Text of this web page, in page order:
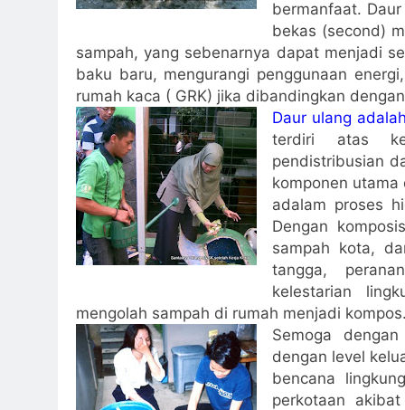
bermanfaat.
bekas (second)
sampah, yang sebenarnya dapat menjadi
baku baru, mengurangi penggunaan
rumah kaca ( GRK) jika dibandingkan
Daur ulang
terdiri atas
pendistribusian
komponen
adalam proses
Dengan
sampah kota,
tangga,
kelestarian
mengolah sampah di rumah menjadi kompos.
Semoga
dengan level
bencana
perkotaan